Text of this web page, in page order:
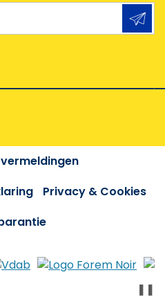
Privacy & Cookies
❚❚